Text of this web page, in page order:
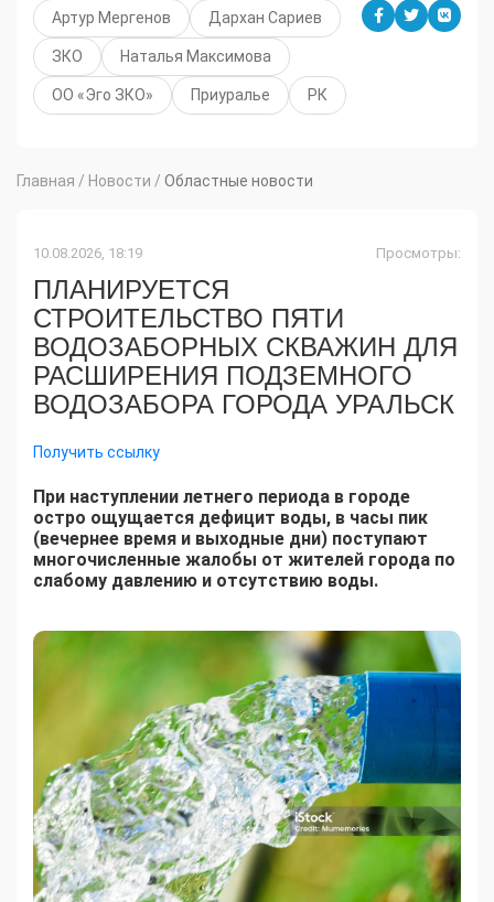
Артур Мергенов Дархан Сариев
ЗКО Наталья Максимова
ОО «Эго ЗКО» Приуралье РК
Главная / Новости / Областные новости
10.08.2026, 18:19 Просмотры:
ПЛАНИРУЕТСЯ
СТРОИТЕЛЬСТВО ПЯТИ
ВОДОЗАБОРНЫХ СКВАЖИН ДЛЯ
РАСШИРЕНИЯ ПОДЗЕМНОГО
ВОДОЗАБОРА ГОРОДА УРАЛЬСК
Получить ссылку
При наступлении летнего периода в городе
остро ощущается дефицит воды, в часы пик
(вечернее время и выходные дни) поступают
многочисленные жалобы от жителей города по
слабому давлению и отсутствию воды.